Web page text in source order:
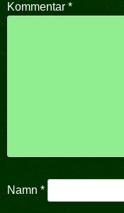
Kommentar *
Namn *